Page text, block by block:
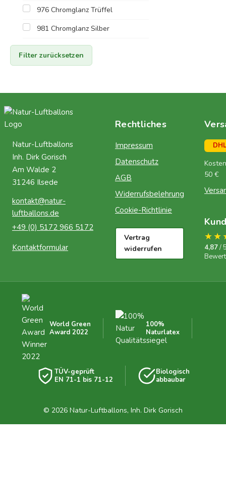
976 Chromglanz Trüffel
981 Chromglanz Silber
Filter zurücksetzen
Natur-Luftballons
Inh. Dirk Gorisch
Am Walde 2
31246 Ilsede
kontakt@natur-
luftballons.de
+49 (0) 5172 966 5172
Kontaktformular
Rechtliches
Impressum
Datenschutz
AGB
Widerrufsbelehrung
Cookie-Richtlinie
Vertrag
widerrufen
DHL
50 €
4,87/
World Green
Award 2022
100%
Naturlatex
TÜV-geprüft
EN 71-1 bis 71-12
Biologisch
abbaubar
© 2026 Natur-Luftballons, Inh. Dirk Gorisch